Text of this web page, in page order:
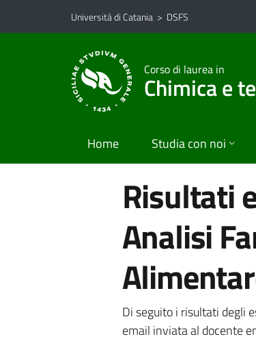
Vai al contenuto principale
Vai al menu di navigazione
Università di Catania > DSFS
Corso di laurea in
Chimica e
Home Studia con noi
Risultati
Analisi
Di seguito i risultati degli
email inviata al docente